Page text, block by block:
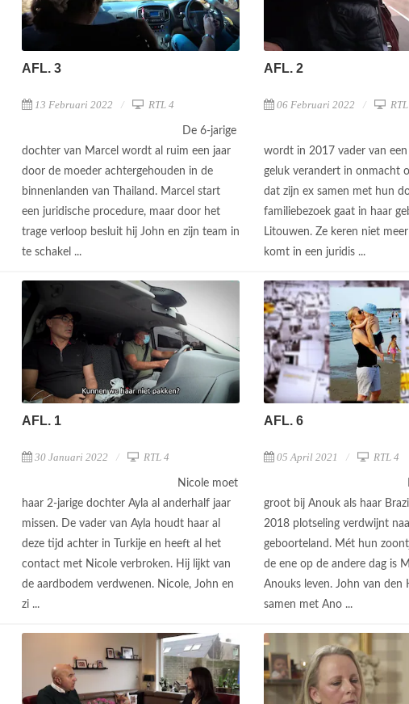
AFL. 3
13 Februari 2022 RTL 4
De 6-jarige
dochter van Marcel wordt al ruim een jaar
door de moeder achtergehouden in de
binnenlanden van Thailand. Marcel start
een juridische procedure, maar door het
trage verloop besluit hij John en zijn team in
te schakel ...
AFL. 2
06 Februari 2022
wordt in 2017 vader van
geluk verandert in onmacht
dat zijn ex samen met hun
familiebezoek gaat in haar
Litouwen. Ze keren niet
komt in een juridis ...
AFL. 1
30 Januari 2022 RTL 4
Nicole moet
haar 2-jarige dochter Ayla al anderhalf jaar
missen. De vader van Ayla houdt haar al
deze tijd achter in Turkije en heeft al het
contact met Nicole verbroken. Hij lijkt van
de aardbodem verdwenen. Nicole, John en
zi ...
AFL. 6
05 April 2021 RTL 4
groot bij Anouk als haar
2018 plotseling verdwijnt
geboorteland. Mét hun
de ene op de andere dag is
Anouks leven. John van den
samen met Ano ...